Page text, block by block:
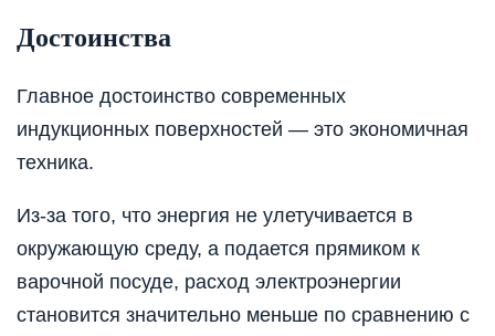
Достоинства
Главное достоинство современных
индукционных поверхностей — это экономичная
техника.
Из-за того, что энергия не улетучивается в
окружающую среду, а подается прямиком к
варочной посуде, расход электроэнергии
становится значительно меньше по сравнению с